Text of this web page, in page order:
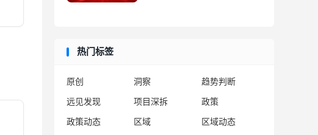
热门标签
原创 洞察
趋势判断
远见发现
项目深拆
政策
政策动态
区域
区域动态